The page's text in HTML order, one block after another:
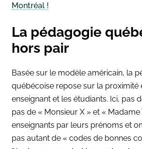
Montréal !
La pédagogie
hors pair
Basée sur le modèle américain, la
québécoise repose sur la proximité
enseignant et les étudiants. Ici, pas
pas de « Monsieur X » et « Madame
enseignants par leurs prénoms et on
pas autant de « codes de bonnes